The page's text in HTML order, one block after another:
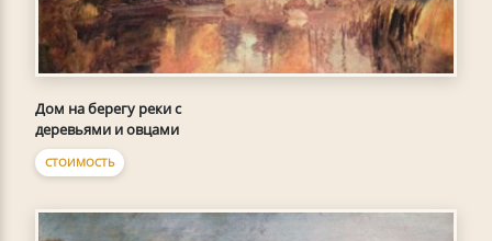
Дом на берегу реки с
деревьями и овцами
СТОИМОСТЬ